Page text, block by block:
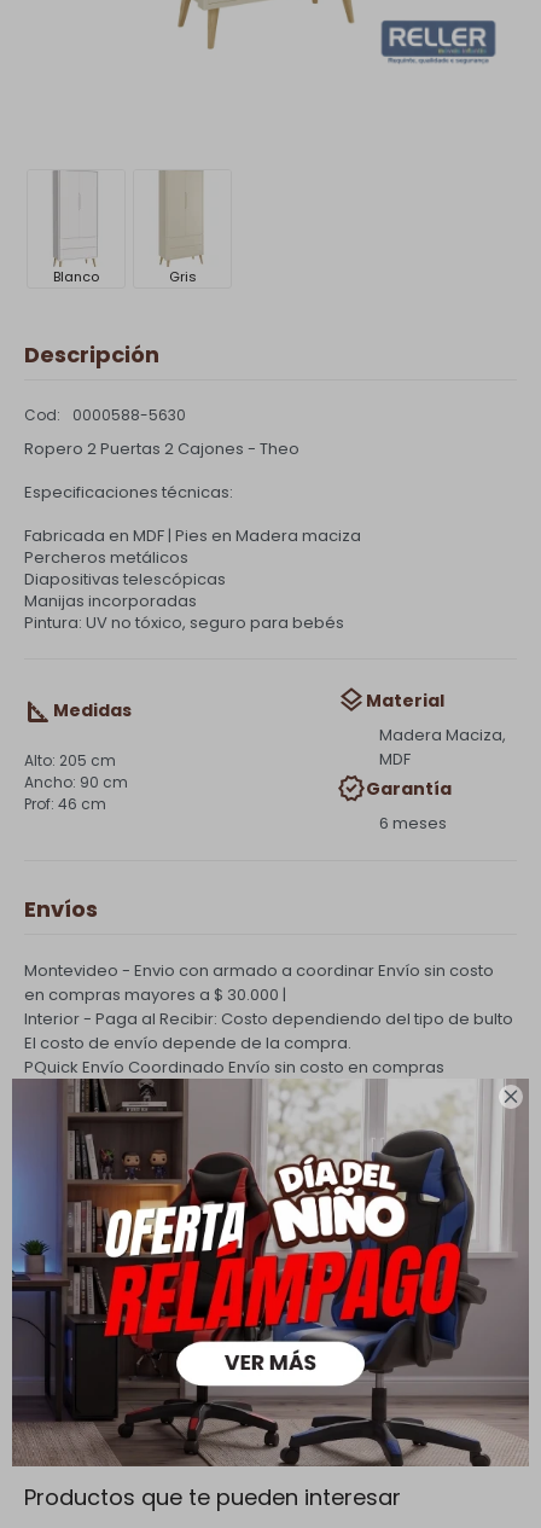

Blanco Gris
Descripción
0000588-5630
Ropero 2 Puertas 2 Cajones - Theo
Especificaciones técnicas:
Fabricada en MDF | Pies en Madera maciza
Percheros metálicos
Diapositivas telescópicas
Manijas incorporadas
Pintura: UV no tóxico, seguro para bebés
Medidas
205 cm
90 cm
46 cm
Material
Madera Maciza,
MDF
Garantía
6 meses
Envíos
Montevideo - Envio con armado a coordinarEnvío sin costo
en compras mayores a $ 30.000 |
Interior - Paga al Recibir: Costo dependiendo del tipo de bulto
El costo de envío depende de la compra.
PQuick Envío Coordinado Envío sin costo en compras
mayores a $ 30.000 |
Cambios y Devoluciones
Todas las compras realizadas tienen un plazo de 5 días para
su cambio.
Ver mas
Medios de pago
Productos que te pueden interesar